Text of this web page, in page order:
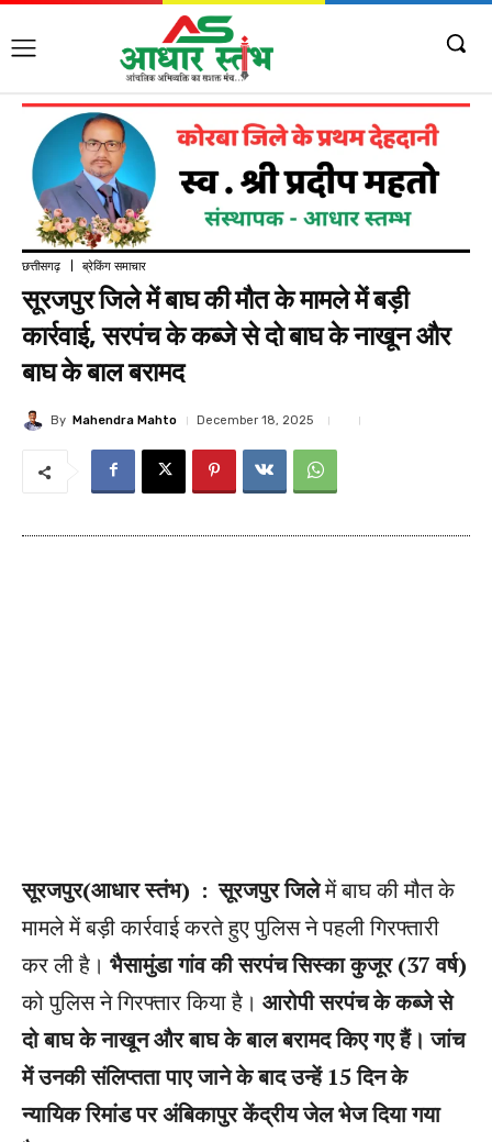
छत्तीसगढ़ ब्रेकिंग समाचार
सूरजपुर जिले में बाघ की मौत के मामले में बड़ी
कार्रवाई, सरपंच के कब्जे से दो बाघ के नाखून और
बाघ के बाल बरामद
By Mahendra Mahto December 18, 2025
सूरजपुर(आधार स्तंभ) : सूरजपुर जिलेमें बाघ की मौत के
मामले में बड़ी कार्रवाई करते हुए पुलिस ने पहली गिरफ्तारी
कर ली है। भैसामुंडा गांव की सरपंच सिस्का कुजूर (37 वर्ष)
को पुलिस ने गिरफ्तार किया है। आरोपी सरपंच के कब्जे से
दो बाघ के नाखून और बाघ के बाल बरामद किए गए हैं। जांच
में उनकी संलिप्तता पाए जाने के बाद उन्हें 15 दिन के
न्यायिक रिमांड पर अंबिकापुर केंद्रीय जेल भेज दिया गया